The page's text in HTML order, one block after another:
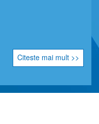
Citeste mai mult >>